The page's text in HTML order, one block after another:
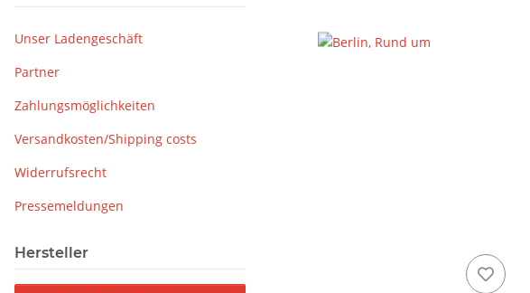
Unser Ladengeschäft
Partner
Zahlungsmöglichkeiten
Versandkosten/Shipping costs
Widerrufsrecht
Pressemeldungen
Hersteller